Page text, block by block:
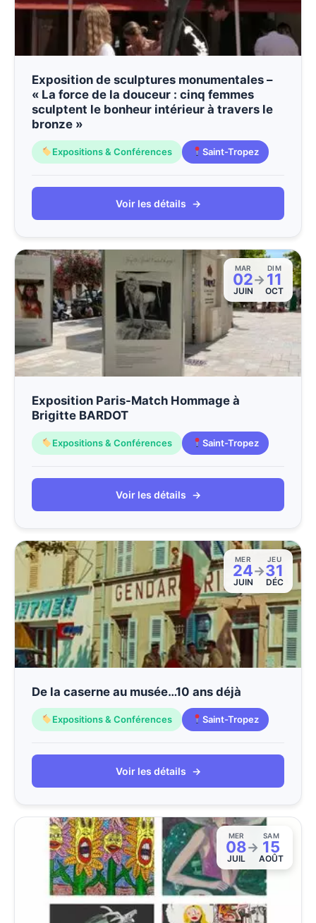
Exposition de sculptures monumentales –
« La force de la douceur : cinq femmes
sculptent le bonheur intérieur à travers le
bronze »
Expositions & Conférences Saint-Tropez
Voir les détails →
MAR
02
JUIN
→
DIM
11
OCT
Exposition Paris-Match Hommage à
Brigitte BARDOT
Expositions & Conférences Saint-Tropez
Voir les détails →
MER
24
JUIN
→
JEU
31
DÉC
De la caserne au musée…10 ans déjà
Expositions & Conférences Saint-Tropez
Voir les détails →
MER
08
JUIL
→
SAM
15
AOÛT